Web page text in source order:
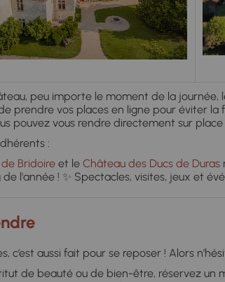
peu importe le moment de la journée,
prendre vos places en ligne pour éviter la
pouvez vous rendre directement sur place
:
Bridoire et le Château des Ducs de Duras
l'année ! ✨ Spectacles, visites, jeux et
c’est aussi fait pour se reposer ! Alors
de beauté ou de bien-être, réservez un